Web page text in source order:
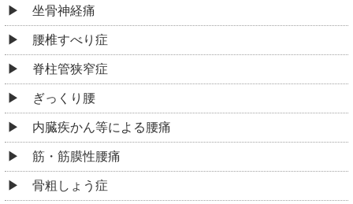
坐骨神経痛
腰椎すべり症
脊柱管狭窄症
ぎっくり腰
内臓疾かん等による腰痛
筋・筋膜性腰痛
骨粗しょう症